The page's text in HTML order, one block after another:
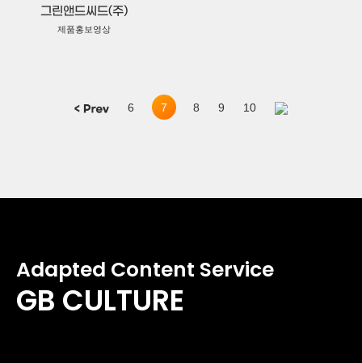
그린앤드씨드(주)
제품홍보영상
6 7 8 9 10
Adapted Content Service
GB CULTURE